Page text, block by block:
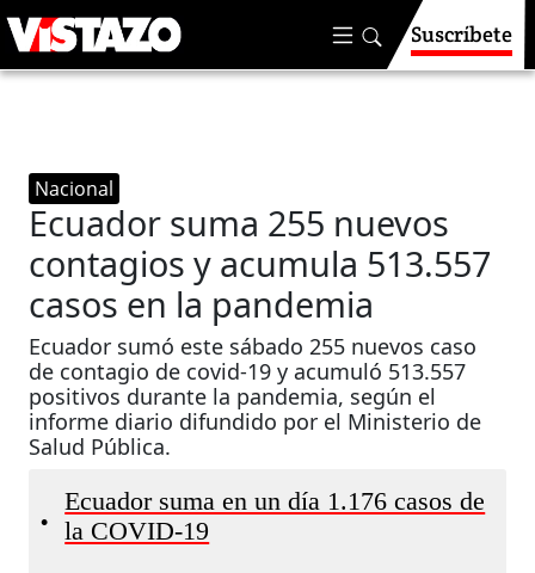
Suscríbete
Nacional
Ecuador suma 255 nuevos
contagios y acumula 513.557
casos en la pandemia
Ecuador sumó este sábado 255 nuevos caso
de contagio de covid-19 y acumuló 513.557
positivos durante la pandemia, según el
informe diario difundido por el Ministerio de
Salud Pública.
•
Ecuador suma en un día 1.176 casos de
la COVID-19